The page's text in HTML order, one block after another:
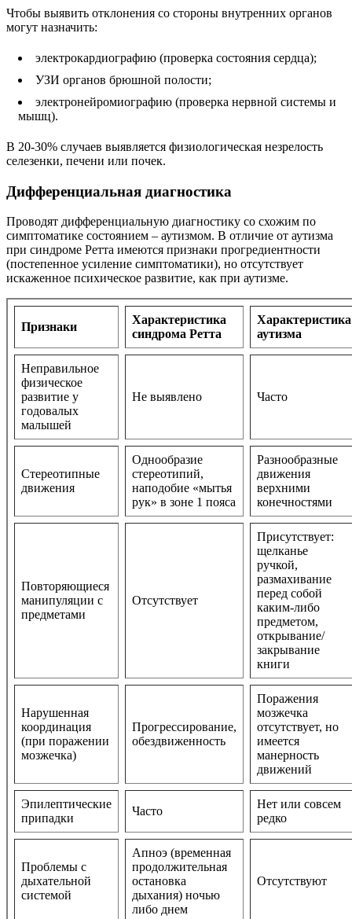
Чтобы выявить отклонения со стороны внутренних органов
могут назначить:
электрокардиографию (проверка состояния сердца);
УЗИ органов брюшной полости;
электронейромиографию (проверка нервной системы и
мышц).
В 20-30% случаев выявляется физиологическая незрелость
селезенки, печени или почек.
Дифференциальная диагностика
Проводят дифференциальную диагностику со схожим по
симптоматике состоянием – аутизмом. В отличие от аутизма
при синдроме Ретта имеются признаки прогредиентности
(постепенное усиление симптоматики), но отсутствует
искаженное психическое развитие, как при аутизме.
Признаки
Характеристика
синдрома Ретта
Характеристика
аутизма
Неправильное
физическое
развитие у
годовалых
малышей
Не выявлено Часто
Стереотипные
движения
Однообразие
стереотипий,
наподобие «мытья
рук» в зоне 1 пояса
Разнообразные
движения
верхними
конечностями
Повторяющиеся
манипуляции с
предметами
Отсутствует
Присутствует:
щелканье
ручкой,
размахивание
перед собой
каким-либо
предметом,
открывание/
закрывание
книги
Нарушенная
координация
(при поражении
мозжечка)
Прогрессирование,
обездвиженность
Поражения
мозжечка
отсутствует, но
имеется
манерность
движений
Эпилептические
припадки
Часто
Нет или совсем
редко
Проблемы с
дыхательной
системой
Апноэ (временная
продолжительная
остановка
дыхания) ночью
либо днем
Отсутствуют